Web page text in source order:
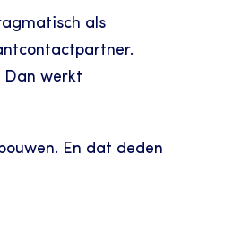
als
Dan werkt
En dat deden